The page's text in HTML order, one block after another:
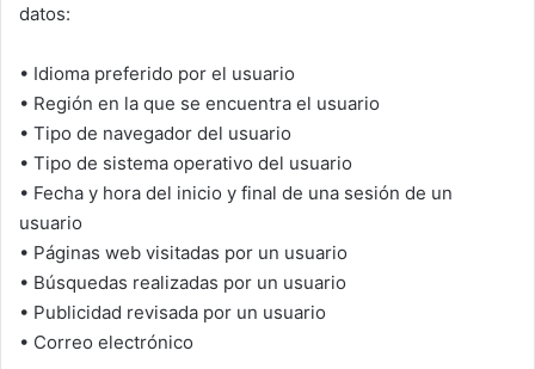
datos:
•⁠ ⁠Idioma preferido por el usuario
•⁠ ⁠Región en la que se encuentra el usuario
•⁠ ⁠Tipo de navegador del usuario
•⁠ ⁠Tipo de sistema operativo del usuario
•⁠ ⁠Fecha y hora del inicio y final de una sesión de un
usuario
•⁠ ⁠Páginas web visitadas por un usuario
•⁠ ⁠Búsquedas realizadas por un usuario
•⁠ ⁠Publicidad revisada por un usuario
•⁠ ⁠Correo electrónico